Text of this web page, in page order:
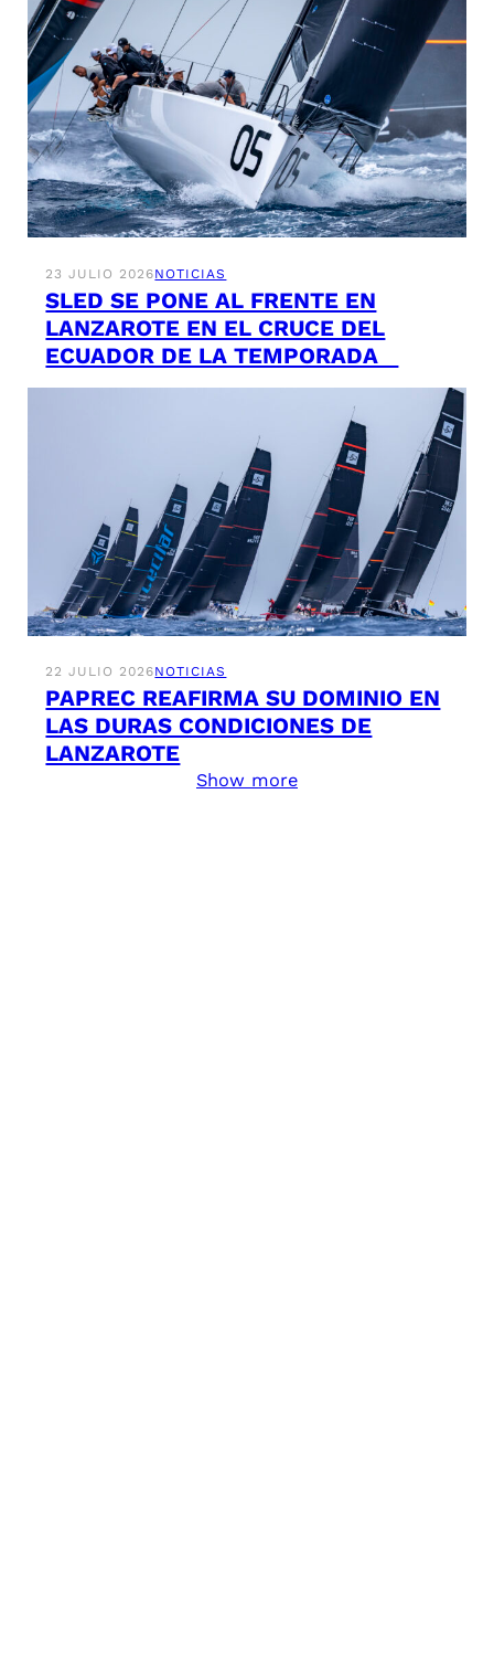
23 JULIO 2026NOTICIAS
SLED SE PONE AL FRENTE EN
LANZAROTE EN EL CRUCE DEL
ECUADOR DE LA TEMPORADA
22 JULIO 2026NOTICIAS
PAPREC REAFIRMA SU DOMINIO EN
LAS DURAS CONDICIONES DE
LANZAROTE
Show more